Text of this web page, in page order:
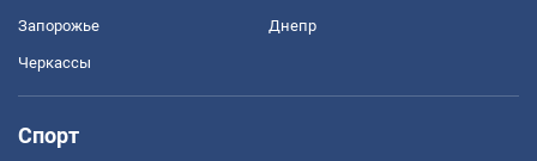
Запорожье Днепр
Черкассы
Спорт